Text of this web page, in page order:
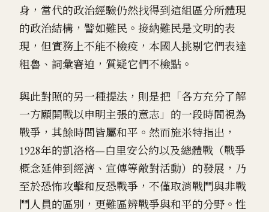
身，當代的政治經驗仍然找得到這組區分所體現
的政治結構，譬如難民。接納難民是文明的表
現，但實務上不能不檢疫，本國人挑剔它們表達
粗魯、詞彙窘迫，質疑它們不檢點。
與此對照的另一種提法，則是把「各方充分了解
一方願開戰以申明主張的意志」的一段時間視為
戰爭，其餘時間皆屬和平。然而施米特指出，
1928年的凱洛格—白里安公約以及總體戰（戰爭
概念延伸到經濟、宣傳等敵對活動）的發展，乃
至於恐怖攻擊和反恐戰爭，不僅取消戰鬥與非戰
鬥人員的區別，更難區辨戰爭與和平的分野。性